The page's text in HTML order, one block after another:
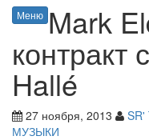
Меню Mark
контракт
Hallé
27 ноября, 2013 SR'
МУЗЫКИ